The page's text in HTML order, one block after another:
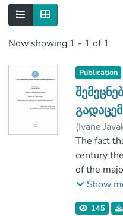
Now showing 1 - 1 of 1
Publication
(Ivane
2019)
კაპანაძე,
Faculty of
The fact
century
of the
available
st
Show
145